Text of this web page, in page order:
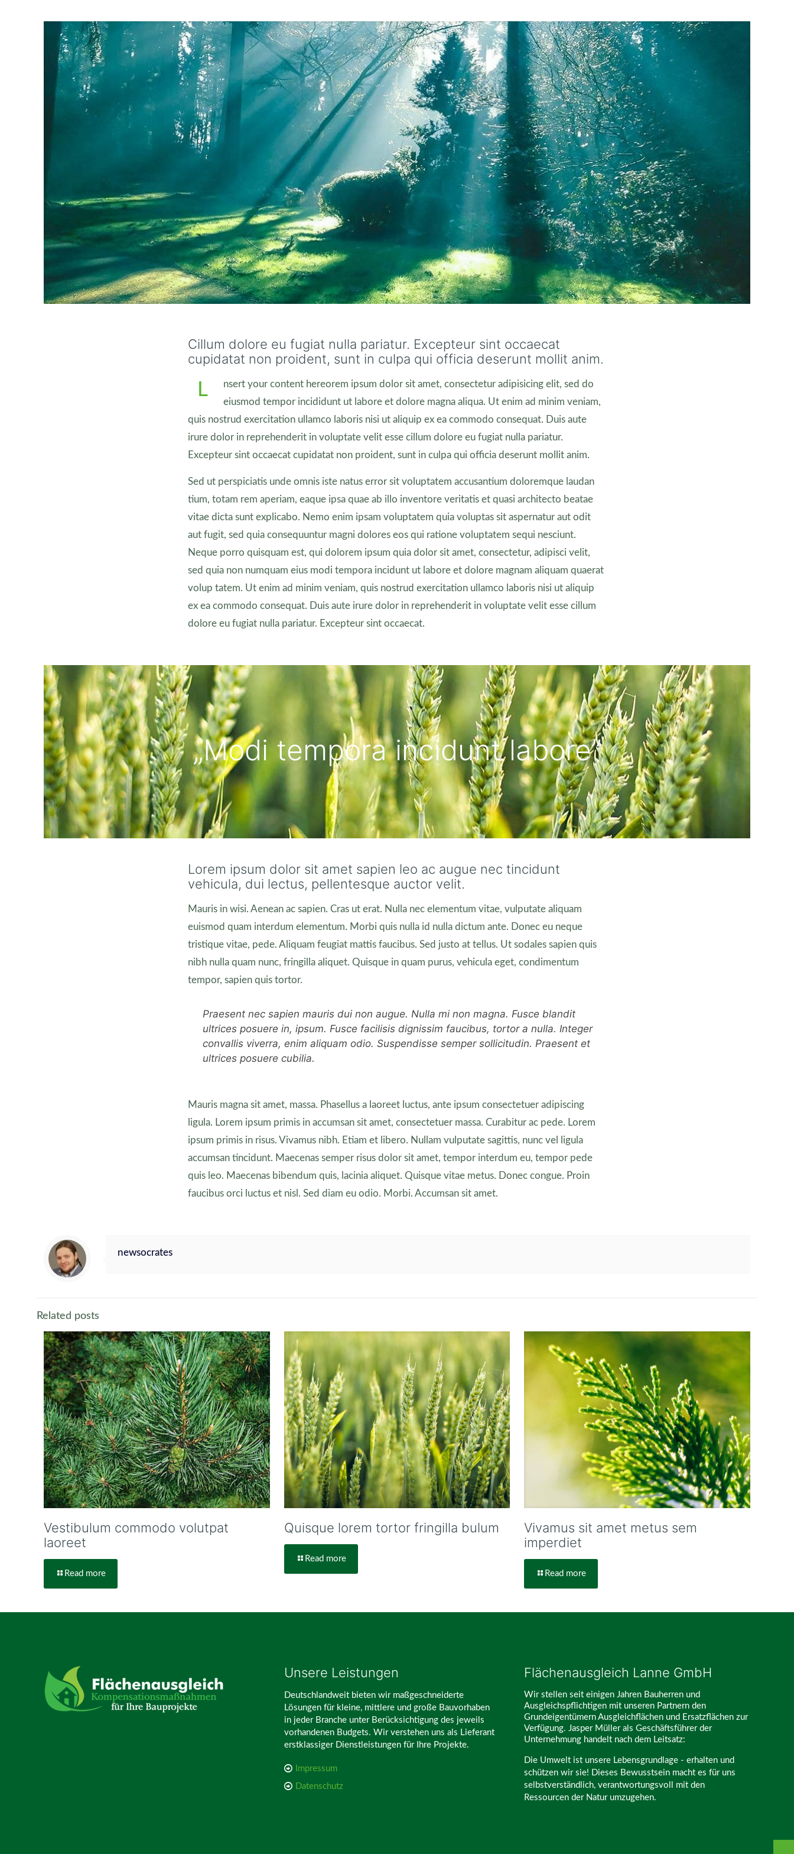
Cillum dolore eu fugiat nulla pariatur. Excepteur sint occaecat
cupidatat non proident, sunt in culpa qui officia deserunt mollit anim.
L
nsert your content hereorem ipsum dolor sit amet, consectetur adipisicing elit, sed do
eiusmod tempor incididunt ut labore et dolore magna aliqua. Ut enim ad minim veniam,
quis nostrud exercitation ullamco laboris nisi ut aliquip ex ea commodo consequat. Duis aute
irure dolor in reprehenderit in voluptate velit esse cillum dolore eu fugiat nulla pariatur.
Excepteur sint occaecat cupidatat non proident, sunt in culpa qui officia deserunt mollit anim.
Sed ut perspiciatis unde omnis iste natus error sit voluptatem accusantium doloremque laudan
tium, totam rem aperiam, eaque ipsa quae ab illo inventore veritatis et quasi architecto beatae
vitae dicta sunt explicabo. Nemo enim ipsam voluptatem quia voluptas sit aspernatur aut odit
aut fugit, sed quia consequuntur magni dolores eos qui ratione voluptatem sequi nesciunt.
Neque porro quisquam est, qui dolorem ipsum quia dolor sit amet, consectetur, adipisci velit,
sed quia non numquam eius modi tempora incidunt ut labore et dolore magnam aliquam quaerat
volup tatem. Ut enim ad minim veniam, quis nostrud exercitation ullamco laboris nisi ut aliquip
ex ea commodo consequat. Duis aute irure dolor in reprehenderit in voluptate velit esse cillum
dolore eu fugiat nulla pariatur. Excepteur sint occaecat.
„Modi tempora incidunt labore”
Lorem ipsum dolor sit amet sapien leo ac augue nec tincidunt
vehicula, dui lectus, pellentesque auctor velit.
Mauris in wisi. Aenean ac sapien. Cras ut erat. Nulla nec elementum vitae, vulputate aliquam
euismod quam interdum elementum. Morbi quis nulla id nulla dictum ante. Donec eu neque
tristique vitae, pede. Aliquam feugiat mattis faucibus. Sed justo at tellus. Ut sodales sapien quis
nibh nulla quam nunc, fringilla aliquet. Quisque in quam purus, vehicula eget, condimentum
tempor, sapien quis tortor.
Praesent nec sapien mauris dui non augue. Nulla mi non magna. Fusce blandit
ultrices posuere in, ipsum. Fusce facilisis dignissim faucibus, tortor a nulla. Integer
convallis viverra, enim aliquam odio. Suspendisse semper sollicitudin. Praesent et
ultrices posuere cubilia.
Mauris magna sit amet, massa. Phasellus a laoreet luctus, ante ipsum consectetuer adipiscing
ligula. Lorem ipsum primis in accumsan sit amet, consectetuer massa. Curabitur ac pede. Lorem
ipsum primis in risus. Vivamus nibh. Etiam et libero. Nullam vulputate sagittis, nunc vel ligula
accumsan tincidunt. Maecenas semper risus dolor sit amet, tempor interdum eu, tempor pede
quis leo. Maecenas bibendum quis, lacinia aliquet. Quisque vitae metus. Donec congue. Proin
faucibus orci luctus et nisl. Sed diam eu odio. Morbi. Accumsan sit amet.
newsocrates
Related posts
Vestibulum commodo volutpat
laoreet
Read more
Quisque lorem tortor fringilla bulum
Read more
Vivamus sit amet metus sem
imperdiet
Read more
Unsere Leistungen
Deutschlandweit bieten wir maßgeschneiderte
Lösungen für kleine, mittlere und große Bauvorhaben
in jeder Branche unter Berücksichtigung des jeweils
vorhandenen Budgets. Wir verstehen uns als Lieferant
erstklassiger Dienstleistungen für Ihre Projekte.
Impressum
Datenschutz
Flächenausgleich Lanne GmbH
Wir stellen seit einigen Jahren Bauherren und
Ausgleichspflichtigen mit unseren Partnern den
Grundeigentümern Ausgleichflächen und Ersatzflächen zur
Verfügung. Jasper Müller als Geschäftsführer der
Unternehmung handelt nach dem Leitsatz:
Die Umwelt ist unsere Lebensgrundlage - erhalten und
schützen wir sie! Dieses Bewusstsein macht es für uns
selbstverständlich, verantwortungsvoll mit den
Ressourcen der Natur umzugehen.